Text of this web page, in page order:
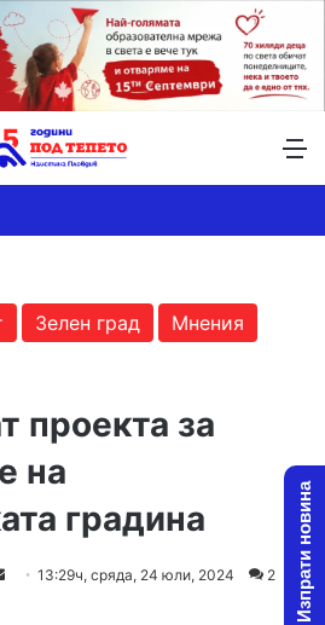
Зелен град
Мнения
проекта за
на
градина
Send13:29ч, сряда, 24 юли, 2024 2 Изпрати новина